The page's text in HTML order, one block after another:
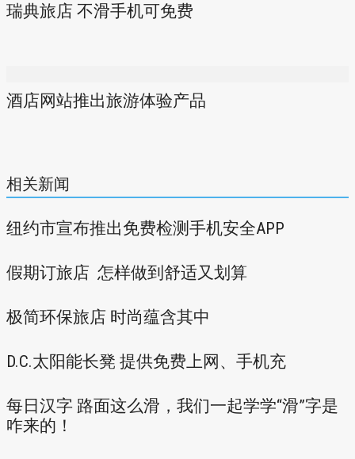
瑞典旅店 不滑手机可免费
酒店网站推出旅游体验产品
相关新闻
纽约市宣布推出免费检测手机安全APP
假期订旅店 怎样做到舒适又划算
极简环保旅店 时尚蕴含其中
D.C.太阳能长凳 提供免费上网、手机充
每日汉字 路面这么滑，我们一起学学“滑”字是
咋来的！